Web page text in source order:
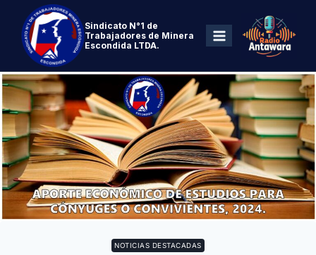
Sindicato N°1 de
Trabajadores de Minera
Escondida LTDA.
NOTICIAS DESTACADAS